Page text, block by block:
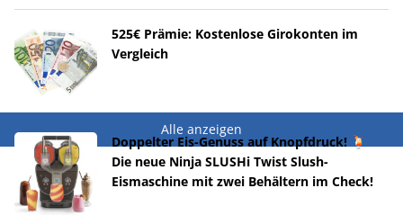
525€ Prämie: Kostenlose Girokonten im
Vergleich
Alle anzeigen
Doppelter Eis-Genuss auf Knopfdruck! 🍹
Die neue Ninja SLUSHi Twist Slush-
Eismaschine mit zwei Behältern im Check!